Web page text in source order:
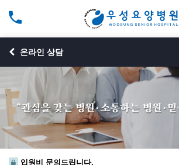
온라인 상담
입원비 문의드립니다.